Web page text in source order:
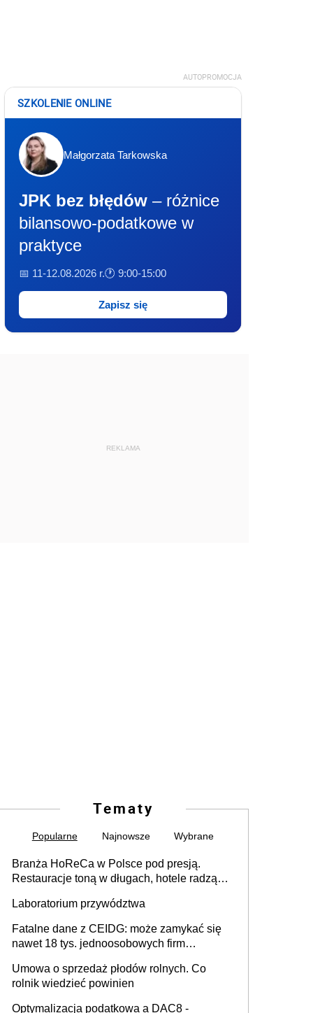
AUTOPROMOCJA
SZKOLENIE ONLINE
Małgorzata Tarkowska
JPK bez błędów – różnice
bilansowo-podatkowe w
praktyce
📅 11-12.08.2026 r.🕐 9:00-15:00
Zapisz się
REKLAMA
Tematy
Popularne Najnowsze Wybrane
Branża HoReCa w Polsce pod presją.
Restauracje toną w długach, hotele radzą
Laboratorium przywództwa
Fatalne dane z CEIDG: może zamykać się
nawet 18 tys. jednoosobowych firm
Umowa o sprzedaż płodów rolnych. Co
rolnik wiedzieć powinien
Optymalizacja podatkowa a DAC8 -